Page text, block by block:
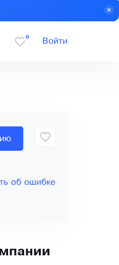
0
Войти
об ошибке